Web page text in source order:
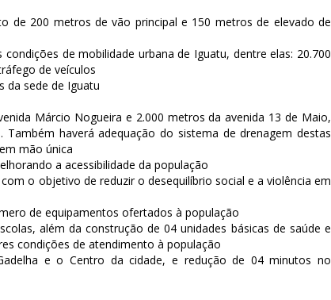
de 200 metros de vão principal e 150 metros de elevado de
de mobilidade urbana de Iguatu, dentre elas: 20.700
de veículos
da sede de Iguatu
Márcio Nogueira e 2.000 metros da avenida 13 de Maio,
haverá adequação do sistema de drenagem destas
mão única
a acessibilidade da população
o objetivo de reduzir o desequilíbrio social e a violência em
de equipamentos ofertados à população
além da construção de 04 unidades básicas de saúde e
condições de atendimento à população
e o Centro da cidade, e redução de 04 minutos no